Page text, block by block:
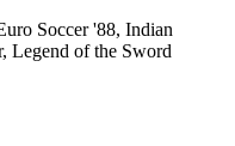
Soccer '88, Indian
Legend of the Sword